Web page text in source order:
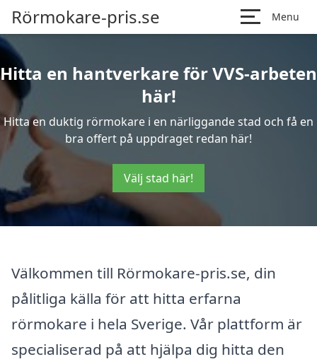
Rörmokare-pris.se Menu
Hitta en hantverkare för VVS-arbeten
här!
Hitta en duktig rörmokare i en närliggande stad och få en
bra offert på uppdraget redan här!
Välj stad här!
Välkommen till Rörmokare-pris.se, din
pålitliga källa för att hitta erfarna
rörmokare i hela Sverige. Vår plattform är
specialiserad på att hjälpa dig hitta den